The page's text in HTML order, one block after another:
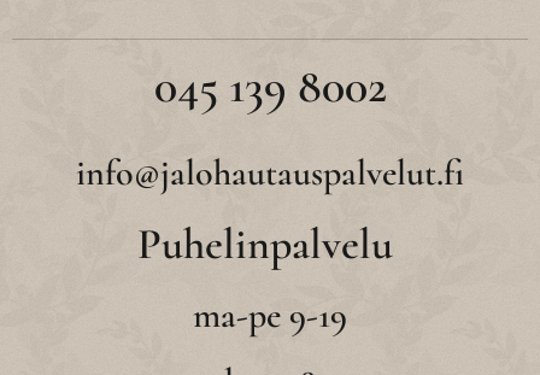
045 139 8002
info@jalohautauspalvelut.fi
Puhelinpalvelu
ma-pe 9-19